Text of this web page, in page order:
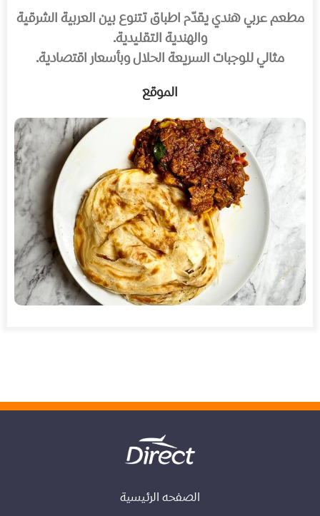
مطعم عربي هندي يقدّم اطباق تتنوع بين العربية الشرقية
والهندية التقليدية.
مثالي للوجبات السريعة الحلال وبأسعار اقتصادية.
الموقع
الصفحه الرئيسية